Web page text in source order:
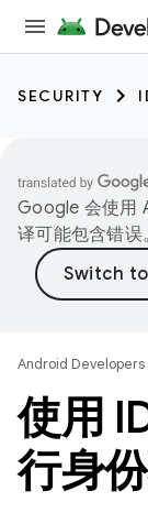
SECURITY
Google 会使用
译可能包含错误。
Android Developers
使用
行身